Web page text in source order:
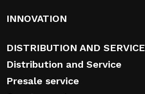
INNOVATION
DISTRIBUTION AND SERVICE
Distribution and Service
Presale service